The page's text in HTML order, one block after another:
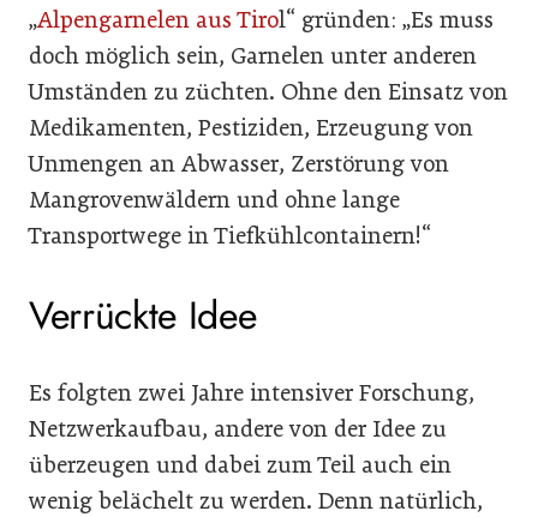
„Alpengarnelen aus Tirol“ gründen: „Es muss
doch möglich sein, Garnelen unter anderen
Umständen zu züchten. Ohne den Einsatz von
Medikamenten, Pestiziden, Erzeugung von
Unmengen an Abwasser, Zerstörung von
Mangrovenwäldern und ohne lange
Transportwege in Tiefkühlcontainern!“
Verrückte Idee
Es folgten zwei Jahre intensiver Forschung,
Netzwerkaufbau, andere von der Idee zu
überzeugen und dabei zum Teil auch ein
wenig belächelt zu werden. Denn natürlich,